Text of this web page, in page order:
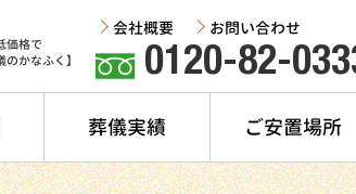
価格で
かなふく】
0120-82-
会社概要 お問い合わせ
葬儀実績 ご安置場所